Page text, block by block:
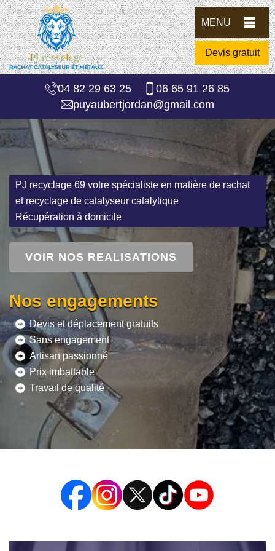
MENU
Devis gratuit
04 82 29 63 25
06 65 91 26 85
puyaubertjordan@gmail.com
PJ recyclage 69 votre spécialiste en matière de rachat
et recyclage de catalyseur catalytique
Récupération à domicile
VOIR NOS REALISATIONS
Nos engagements
Devis et déplacement gratuits
Sans engagement
Artisan passionné
Prix imbattable
Travail de qualité